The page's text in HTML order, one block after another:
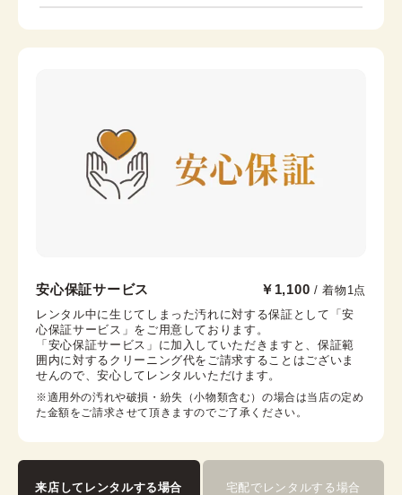
バッグ 足袋
伊達襟
大阪市中央区心斎橋筋2-3-27 心央ビル3階
営業時間： 11:00~ 19:00
着付け最終受付時間：18:00
返却締め切り時間：18:30
安心保証サービス ￥1,100 / 着物1点
レンタル中に生じてしまった汚れに対する保証として「安
心保証サービス」をご用意しております。
「安心保証サービス」に加入していただきますと、保証範
囲内に対するクリーニング代をご請求することはございま
せんので、安心してレンタルいただけます。
※適用外の汚れや破損・紛失（小物類含む）の場合は当店の定め
た金額をご請求させて頂きますのでご了承ください。
来店してレンタルする場合 宅配でレンタルする場合